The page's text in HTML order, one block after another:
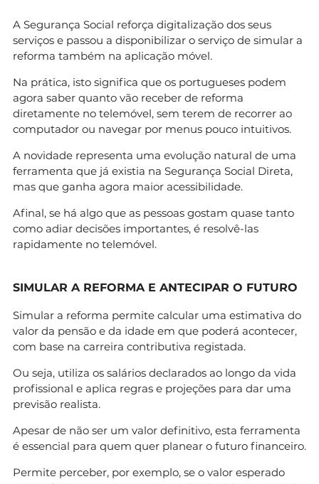
A Segurança Social reforça digitalização dos seus
serviços e passou a disponibilizar o serviço de simular a
reforma também na aplicação móvel.
Na prática, isto significa que os portugueses podem
agora saber quanto vão receber de reforma
diretamente no telemóvel, sem terem de recorrer ao
computador ou navegar por menus pouco intuitivos.
A novidade representa uma evolução natural de uma
ferramenta que já existia na Segurança Social Direta,
mas que ganha agora maior acessibilidade.
Afinal, se há algo que as pessoas gostam quase tanto
como adiar decisões importantes, é resolvê-las
rapidamente no telemóvel.
SIMULAR A REFORMA E ANTECIPAR O FUTURO
Simular a reforma permite calcular uma estimativa do
valor da pensão e da idade em que poderá acontecer,
com base na carreira contributiva registada.
Ou seja, utiliza os salários declarados ao longo da vida
profissional e aplica regras e projeções para dar uma
previsão realista.
Apesar de não ser um valor definitivo, esta ferramenta
é essencial para quem quer planear o futuro financeiro.
Permite perceber, por exemplo, se o valor esperado